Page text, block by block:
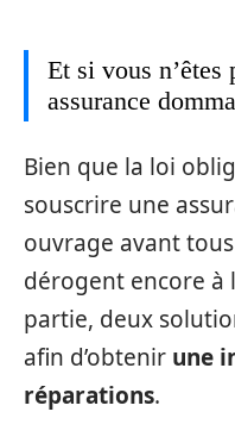
Et si vous n’êtes
assurance
Bien que la loi
souscrire une
ouvrage avant
dérogent encore à
partie, deux
afin d’obtenir une
réparations.